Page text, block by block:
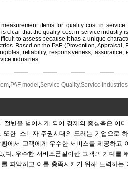
items for quality cost in
clear that the quality cost in service industry
to assess because it has a unique
Based on the PAF (Prevention, Appraisal,
reliability, responsiveness, assurance,
industries.
,PAF model ,Service Quality,Service Industries
절반을 넘어서게 되어 경제의 중심축은 이
또한 소비자 주권시대의 도래는 기업으로
에서 고객에게 우수한 서비스를 제공하고
다. 우수한 서비스품질이란 고객의 기대를
파악하고 이를 충족시키기 위해 노력하는